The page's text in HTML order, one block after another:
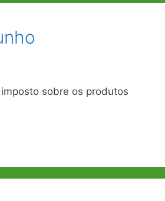
sobre os produtos